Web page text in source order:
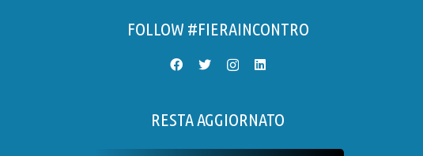
FOLLOW #FIERAINCONTRO
RESTA AGGIORNATO